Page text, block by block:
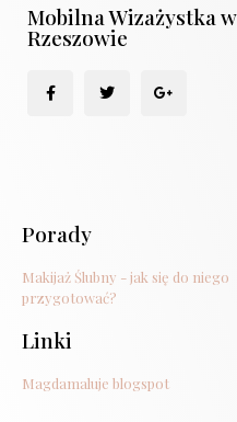
Mobilna Wizażystka w
Rzeszowie
Porady
Makijaż Ślubny - jak się do niego
przygotować?
Linki
Magdamaluje blogspot